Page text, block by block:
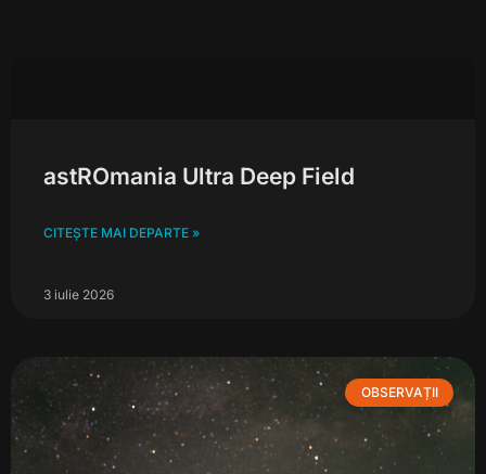
astROmania Ultra Deep Field
CITEȘTE MAI DEPARTE »
3 iulie 2026
OBSERVAȚII